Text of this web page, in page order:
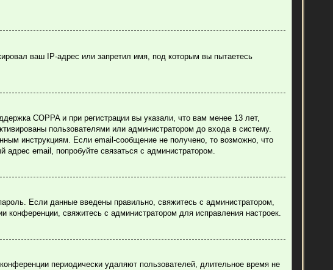
ваш IP-адрес или запретил имя, под которым вы пытаетесь
COPPA и при регистрации вы указали, что вам менее 13 лет,
пользователями или администратором до входа в систему.
инструкциям. Если email-сообщение не получено, то возможно, что
email, попробуйте связаться с администратором.
Если данные введены правильно, свяжитесь с администратором,
свяжитесь с администратором для исправления настроек.
периодически удаляют пользователей, длительное время не